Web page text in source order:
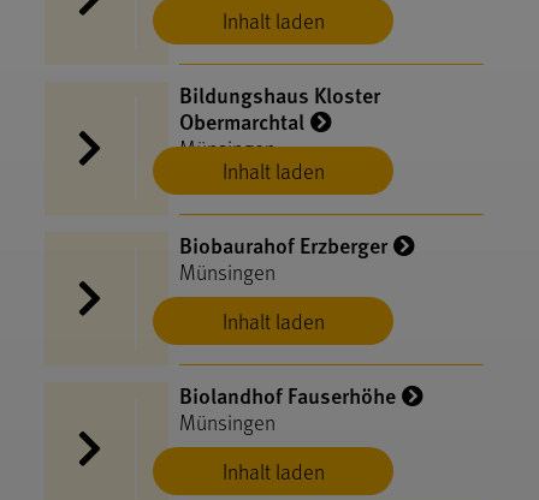
Inhalt laden
Inhalt laden
Bildungshaus Kloster
Obermarchtal
Münsingen
Inhalt laden
Biobaurahof Erzberger
Münsingen
Inhalt laden
Biolandhof Fauserhöhe
Münsingen